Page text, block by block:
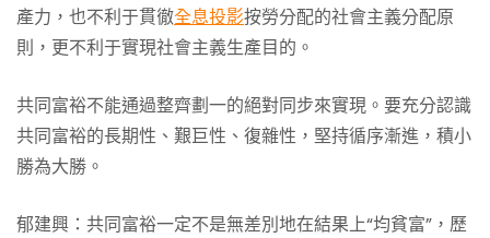
產力，也不利于貫徹全息投影按勞分配的社會主義分配原
則，更不利于實現社會主義生產目的。
共同富裕不能通過整齊劃一的絕對同步來實現。要充分認識
共同富裕的長期性、艱巨性、復雜性，堅持循序漸進，積小
勝為大勝。
郁建興：共同富裕一定不是無差別地在結果上“均貧富”，歷